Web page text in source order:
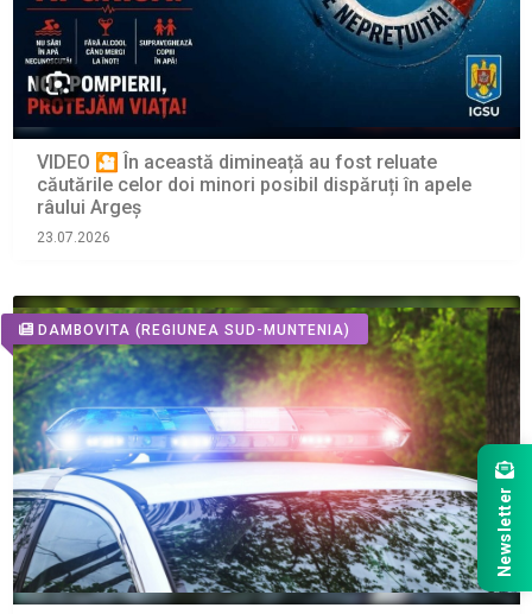
VIDEO 🎦 În această dimineață au fost reluate
căutările celor doi minori posibil dispăruți în apele
râului Argeș
23.07.2026
DAMBOVITA (REGIUNEA SUD-MUNTENIA)
Newsletter